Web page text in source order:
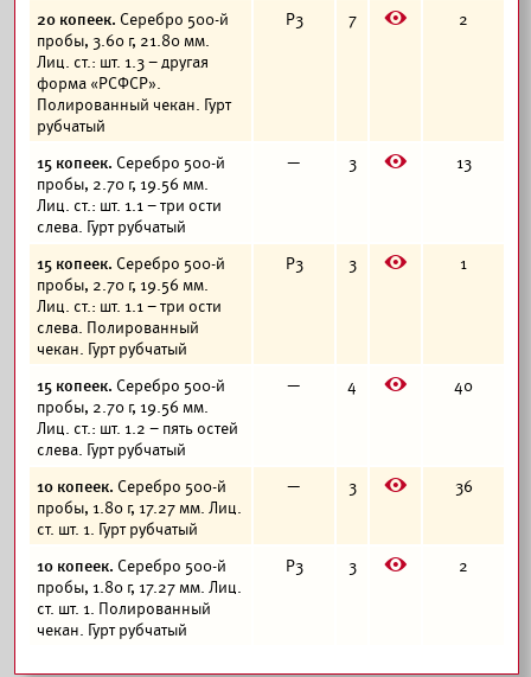
20 копеек. Серебро 500-й
пробы, 3.60 г, 21.80 мм.
Лиц. ст.: шт. 1.3 – другая
форма «РСФСР».
Полированный чекан. Гурт
рубчатый
Р3 7 E 2
15 копеек. Серебро 500-й
пробы, 2.70 г, 19.56 мм.
Лиц. ст.: шт. 1.1 – три ости
слева. Гурт рубчатый
— 3 E 13
15 копеек. Серебро 500-й
пробы, 2.70 г, 19.56 мм.
Лиц. ст.: шт. 1.1 – три ости
слева. Полированный
чекан. Гурт рубчатый
Р3 3 E 1
15 копеек. Серебро 500-й
пробы, 2.70 г, 19.56 мм.
Лиц. ст.: шт. 1.2 – пять остей
слева. Гурт рубчатый
— 4 E 40
10 копеек. Серебро 500-й
пробы, 1.80 г, 17.27 мм. Лиц.
ст. шт. 1. Гурт рубчатый
— 3 E 36
10 копеек. Серебро 500-й
пробы, 1.80 г, 17.27 мм. Лиц.
ст. шт. 1. Полированный
чекан. Гурт рубчатый
Р3 3 E 2